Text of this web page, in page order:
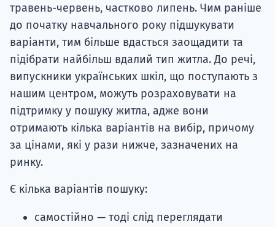
травень-червень, частково липень. Чим раніше
до початку навчального року підшукувати
варіанти, тим більше вдасться заощадити та
підібрати найбільш вдалий тип житла. До речі,
випускники українських шкіл, що поступають з
нашим центром, можуть розраховувати на
підтримку у пошуку житла, адже вони
отримають кілька варіантів на вибір, причому
за цінами, які у рази нижче, зазначених на
ринку.
Є кілька варіантів пошуку:
самостійно — тоді слід переглядати